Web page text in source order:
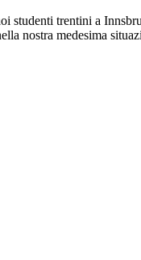
studenti trentini a
nostra medesima